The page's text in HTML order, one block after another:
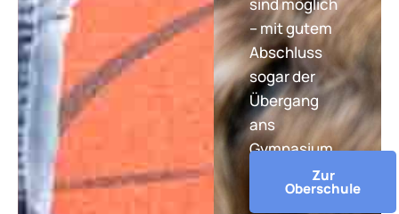
– mit gutem
Abschluss
sogar der
Übergang
ans
Gymnasium.
Zur
Oberschule